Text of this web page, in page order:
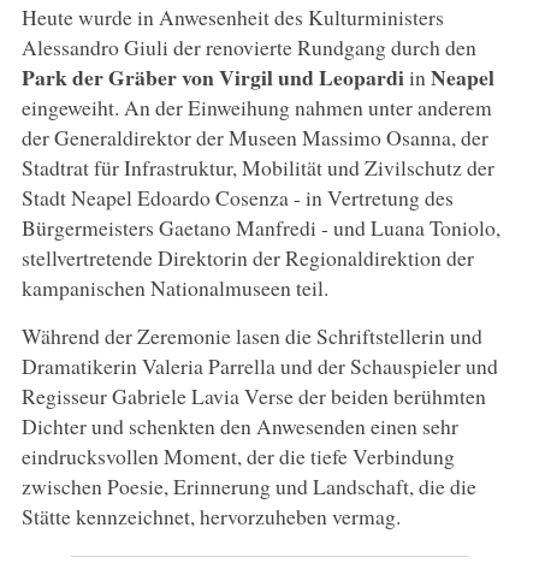
Heute wurde in Anwesenheit des Kulturministers
Alessandro Giuli der renovierte Rundgang durch den
Park der Gräber von Virgil und Leopardiin Neapel
eingeweiht. An der Einweihung nahmen unter anderem
der Generaldirektor der Museen Massimo Osanna, der
Stadtrat für Infrastruktur, Mobilität und Zivilschutz der
Stadt Neapel Edoardo Cosenza - in Vertretung des
Bürgermeisters Gaetano Manfredi - und Luana Toniolo,
stellvertretende Direktorin der Regionaldirektion der
kampanischen Nationalmuseen teil.
Während der Zeremonie lasen die Schriftstellerin und
Dramatikerin Valeria Parrella und der Schauspieler und
Regisseur Gabriele Lavia Verse der beiden berühmten
Dichter und schenkten den Anwesenden einen sehr
eindrucksvollen Moment, der die tiefe Verbindung
zwischen Poesie, Erinnerung und Landschaft, die die
Stätte kennzeichnet, hervorzuheben vermag.